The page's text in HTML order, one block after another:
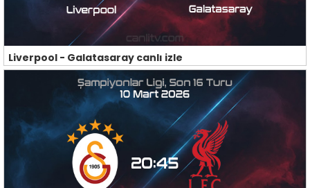
Liverpool - Galatasaray canlı izle